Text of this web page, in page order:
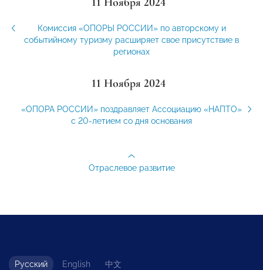
Комиссия «ОПОРЫ РОССИИ» по авторскому и
событийному туризму расширяет свое присутствие в
регионах
11 Ноября 2024
«ОПОРА РОССИИ» поздравляет Ассоциацию «НАПТО»
с 20-летием со дня основания
Отраслевое развитие
Русский English 中文